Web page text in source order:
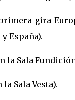
gira
España).
la Sala
Sala Vesta).